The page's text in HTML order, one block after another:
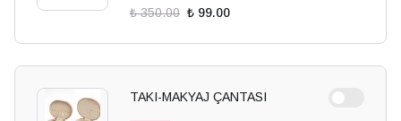
₺ 350.00 ₺ 99.00
TAKI-MAKYAJ ÇANTASI